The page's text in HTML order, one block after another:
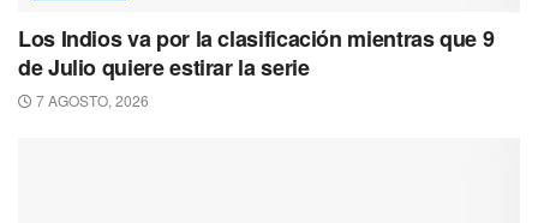
Los Indios va por la clasificación mientras que 9
de Julio quiere estirar la serie
7 AGOSTO, 2026